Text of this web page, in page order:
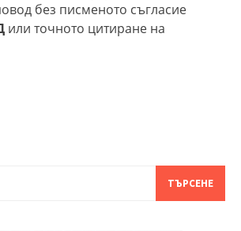
без писменото съгласие
или точното цитиране на